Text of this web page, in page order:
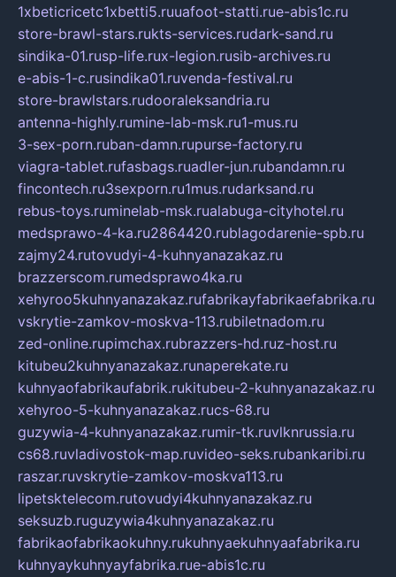
1xbeticricetc1xbetti5.ruuafoot-statti.rue-abis1c.ru
store-brawl-stars.rukts-services.rudark-sand.ru
sindika-01.rusp-life.rux-legion.rusib-archives.ru
e-abis-1-c.rusindika01.ruvenda-festival.ru
store-brawlstars.rudooraleksandria.ru
antenna-highly.rumine-lab-msk.ru1-mus.ru
3-sex-porn.ruban-damn.rupurse-factory.ru
viagra-tablet.rufasbags.ruadler-jun.rubandamn.ru
fincontech.ru3sexporn.ru1mus.rudarksand.ru
rebus-toys.ruminelab-msk.rualabuga-cityhotel.ru
medsprawo-4-ka.ru2864420.rublagodarenie-spb.ru
zajmy24.rutovudyi-4-kuhnyanazakaz.ru
brazzerscom.rumedsprawo4ka.ru
xehyroo5kuhnyanazakaz.rufabrikayfabrikaefabrika.ru
vskrytie-zamkov-moskva-113.rubiletnadom.ru
zed-online.rupimchax.rubrazzers-hd.ruz-host.ru
kitubeu2kuhnyanazakaz.runaperekate.ru
kuhnyaofabrikaufabrik.rukitubeu-2-kuhnyanazakaz.ru
xehyroo-5-kuhnyanazakaz.rucs-68.ru
guzywia-4-kuhnyanazakaz.rumir-tk.ruvlknrussia.ru
cs68.ruvladivostok-map.ruvideo-seks.rubankaribi.ru
raszar.ruvskrytie-zamkov-moskva113.ru
lipetsktelecom.rutovudyi4kuhnyanazakaz.ru
seksuzb.ruguzywia4kuhnyanazakaz.ru
fabrikaofabrikaokuhny.rukuhnyaekuhnyaafabrika.ru
kuhnyaykuhnyayfabrika.rue-abis1c.ru